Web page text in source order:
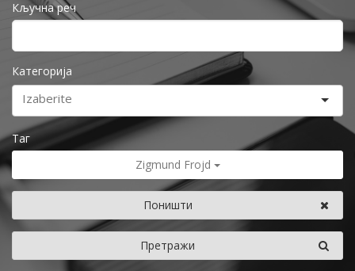
Кључна реч
Категорија
Таг
Zigmund Frojd
Поништи
Претражи